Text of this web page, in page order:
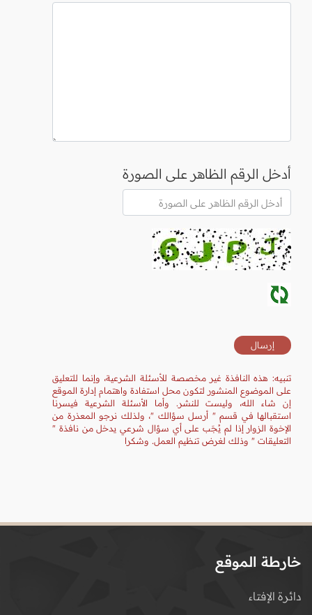
أدخل الرقم الظاهر على الصورة
تنبيه: هذه النافذة غير مخصصة للأسئلة الشرعية، وإنما للتعليق
على الموضوع المنشور لتكون محل استفادة واهتمام إدارة الموقع
إن شاء الله، وليست للنشر. وأما الأسئلة الشرعية فيسرنا
استقبالها في قسم " أرسل سؤالك "، ولذلك نرجو المعذرة من
الإخوة الزوار إذا لم يُجَب على أي سؤال شرعي يدخل من نافذة "
التعليقات " وذلك لغرض تنظيم العمل. وشكرا
خارطة الموقع
دائرة الإفتاء